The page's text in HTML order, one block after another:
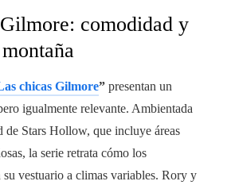
comodidad y
chicas Gilmore” presentan un
igualmente relevante. Ambientada
de Stars Hollow, que incluye áreas
la serie retrata cómo los
su vestuario a climas variables. Rory y